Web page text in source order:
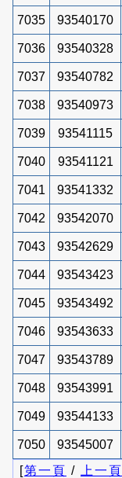
7035 93540170
7036 93540328
7037 93540782
7038 93540973
7039 93541115
7040 93541121
7041 93541332
7042 93542070
7043 93542629
7044 93543423
7045 93543492
7046 93543633
7047 93543789
7048 93543991
7049 93544133
7050 93545007
[第一頁 / 上一頁